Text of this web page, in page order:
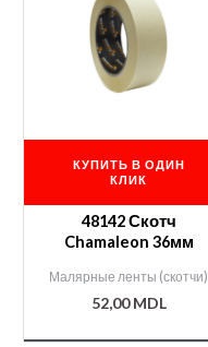
КУПИТЬ В ОДИН
КЛИК
48142 Скотч
Chamaleon 36мм
Малярные ленты (скотчи)
52,00MDL